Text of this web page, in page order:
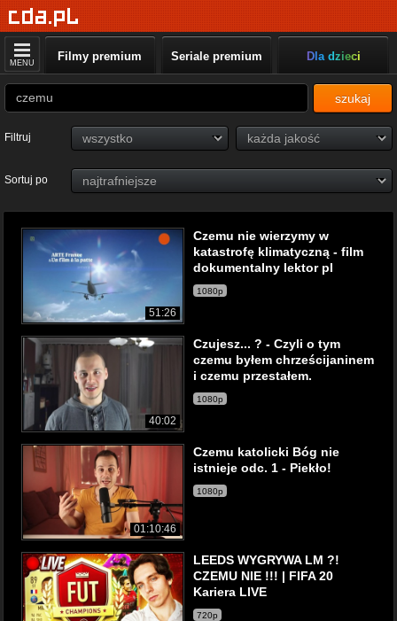
MENU Filmy premium Seriale premium Dla dzieci
szukaj
Filtruj
Sortuj po
51:26
Czemu nie wierzymy w
katastrofę klimatyczną - film
dokumentalny lektor pl
1080p
40:02
Czujesz... ? - Czyli o tym
czemu byłem chrześcijaninem
i czemu przestałem.
1080p
01:10:46
Czemu katolicki Bóg nie
istnieje odc. 1 - Piekło!
1080p
LEEDS WYGRYWA LM ?!
CZEMU NIE !!! | FIFA 20
Kariera LIVE
720p